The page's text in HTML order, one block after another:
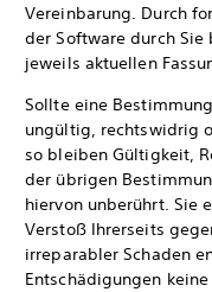
Vereinbarung. Durch
der Software durch
jeweils aktuellen
Sollte eine
ungültig, rechtswidrig
so bleiben Gültigkeit,
der übrigen
hiervon unberührt. Sie
Verstoß Ihrerseits
irreparabler Schaden
Entschädigungen